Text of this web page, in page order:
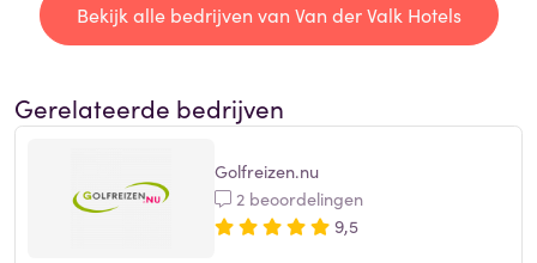
Bekijk alle bedrijven van Van der Valk Hotels
Gerelateerde bedrijven
Golfreizen.nu
2 beoordelingen
9,5